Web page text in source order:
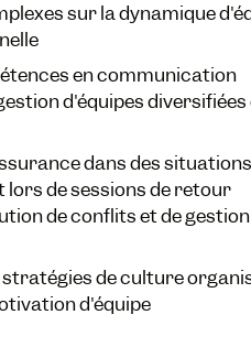
sur la dynamique
en communication
d'équipes diversifiées
dans des
de sessions de retour
de conflits et de gestion
de culture
d'équipe